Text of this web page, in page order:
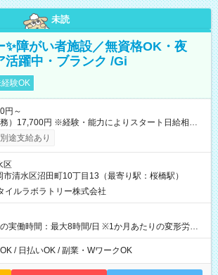
未読
✨障がい者施設／無資格OK・夜
活躍中・ブランク /Gi
験OK
円～
）17,700円 ※経験・能力によりスタート日給相談
ヶ月
給与は本採用時と同じです。
途支給あり
区
市清水区沼田町10丁目13（最寄り駅：桜橋駅）
イルラボラトリー株式会社
実働時間：最大8時間/日 ※1か月あたりの変形労働
40時間以内） 夜勤：17:00-翌09:00（休憩2時間）
/ 日払いOK / 副業・WワークOK